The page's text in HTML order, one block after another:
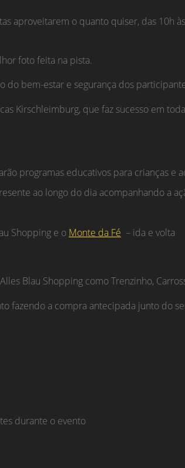
aproveitarem o quanto quiser, das 10h
foto feita na pista.
do bem-estar e segurança dos
Kirschleimburg, que faz sucesso em
programas educativos para crianças e
ao longo do dia acompanhando a
Shopping e o Monte da Fé – ida e volta
Blau Shopping como Trenzinho,
fazendo a compra antecipada junto do
durante o evento